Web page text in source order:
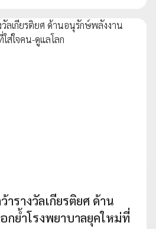
ารางวัลเกียรติยศ ด้าน
ย้ำโรงพยาบาลยุคใหม่ที่